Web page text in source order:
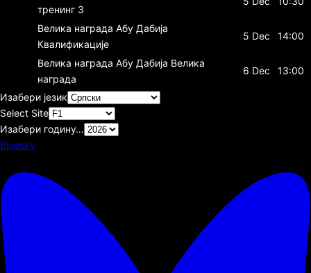
тренинг 3
Велика награда Абу Дабија
Квалификације
5 Dec 14:00
Велика награда Абу Дабија Велика
награда
6 Dec 13:00
Изабери језик
Select Site
Изабери годину…
Bluesky